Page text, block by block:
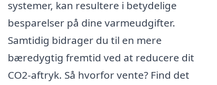
systemer, kan resultere i betydelige
besparelser på dine varmeudgifter.
Samtidig bidrager du til en mere
bæredygtig fremtid ved at reducere dit
CO2-aftryk. Så hvorfor vente? Find det